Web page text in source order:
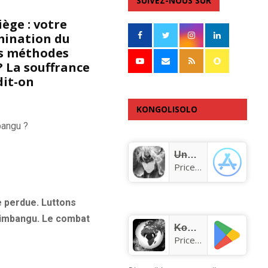
: votre
du
méthodes
La souffrance
on
?
perdue. Luttons
Le combat
KONGOLISOLO
Unknown app
Price:Free
KongoLisolo
Price:Free